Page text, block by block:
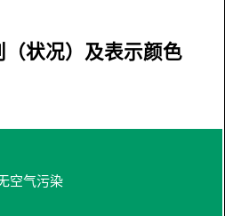
状况）及表示颜色
空气污染